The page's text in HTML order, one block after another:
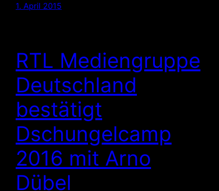
1. April 2015
RTL Mediengruppe
Deutschland
bestätigt
Dschungelcamp
2016 mit Arno
Dübel